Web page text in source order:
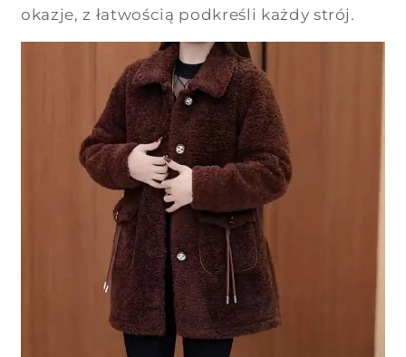
okazje, z łatwością podkreśli każdy strój.